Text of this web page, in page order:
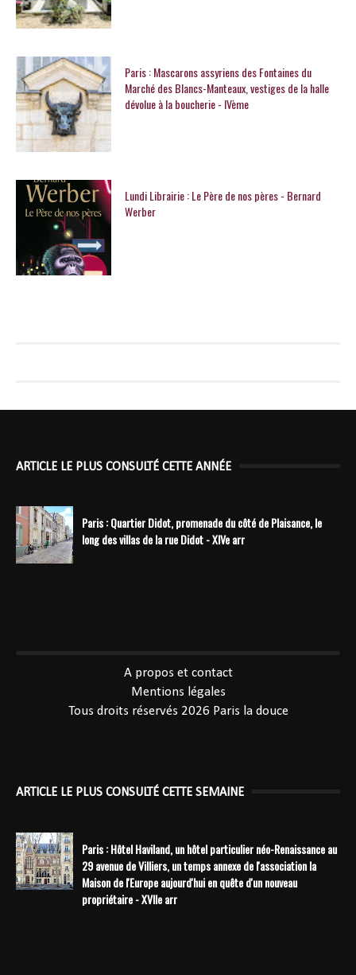
Paris : Mascarons assyriens des Fontaines du
Marché des Blancs-Manteaux, vestiges de la halle
dévolue à la boucherie - IVème
Lundi Librairie : Le Père de nos pères - Bernard
Werber
ARTICLE LE PLUS CONSULTÉ CETTE ANNÉE
Paris : Quartier Didot, promenade du côté de Plaisance, le
long des villas de la rue Didot - XIVe arr
A propos et contact
Mentions légales
Tous droits réservés 2026 Paris la douce
ARTICLE LE PLUS CONSULTÉ CETTE SEMAINE
Paris : Hôtel Haviland, un hôtel particulier néo-Renaissance au
29 avenue de Villiers, un temps annexe de l'association la
Maison de l'Europe aujourd'hui en quête d'un nouveau
propriétaire - XVIIe arr